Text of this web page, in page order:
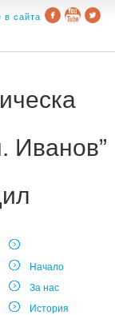
в сайта
Иванов”
Начало
За нас
История